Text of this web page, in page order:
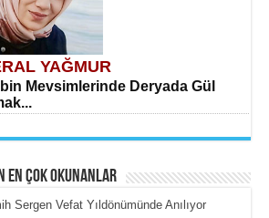
YAĞMUR
Mevsimlerinde Deryada Gül
EN ÇOK OKUNANLAR
Sergen Vefat Yıldönümünde Anılıyor